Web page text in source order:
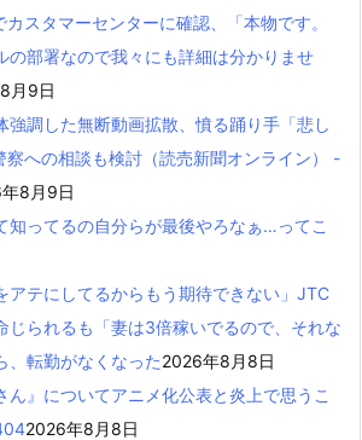
スタマーセンターに確認、「本物です。
の部署なので我々にも詳細は分かりませ
月9日
強調した無断動画拡散、憤る踊り手「悲し
への相談も検討（読売新聞オンライン） -
8月9日
知ってるの自分らが最後やろなぁ…ってこ
アテにしてるからもう期待できない」JTC
じられるも「妻は3倍稼いでるので、それな
、転勤がなくなった2026年8月8日
ん』についてアニメ化公表と炎上で思うこ
2026年8月8日